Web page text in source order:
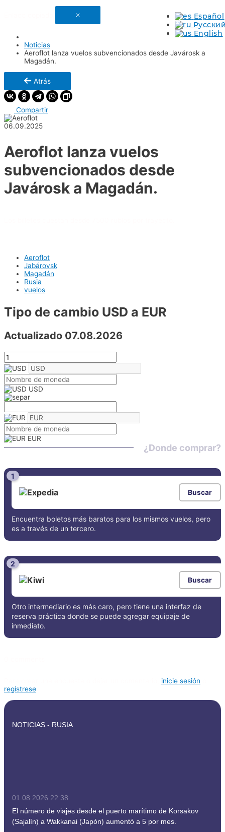
Español
English
Noticias
Aeroflot lanza vuelos subvencionados desde Javárosk a
Magadán.
Atrás
Compartir
06.09.2025
Aeroflot lanza vuelos
subvencionados desde
Javárosk a Magadán.
Aeroflot
Jabárovsk
Magadán
Rusia
vuelos
Tipo de cambio USD a EUR
Actualizado 07.08.2026
USD
EUR
¿Donde comprar?
1
Buscar
Encuentra boletos más baratos para los mismos vuelos, pero
es a través de un tercero.
2
Buscar
Otro intermediario es más caro, pero tiene una interfaz de
reserva práctica donde se puede agregar equipaje de
inmediato.
inicie sesión
regístrese
NOTICIAS - RUSIA
01.08.2026 22:38
El número de viajes desde el puerto marítimo de Korsakov
(Sajalín) a Wakkanai (Japón) aumentó a 5 por mes.